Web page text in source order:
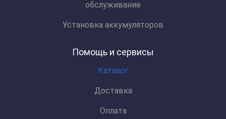
обслуживание
Установка аккумуляторов
Помощь и сервисы
Каталог
Доставка
Оплата